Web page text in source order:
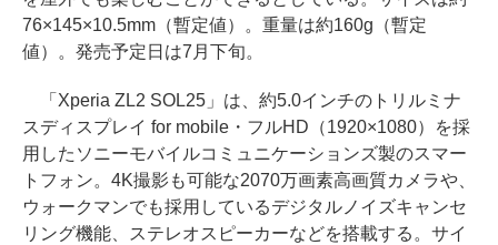
76×145×10.5mm（暫定値）。重量は約160g（暫定
値）。発売予定日は7月下旬。
「Xperia ZL2 SOL25」は、約5.0インチのトリルミナ
スディスプレイ for mobile・フルHD（1920×1080）を採
用したソニーモバイルコミュニケーションズ製のスマー
トフォン。4K撮影も可能な2070万画素高画質カメラや、
ウォークマンでも採用しているデジタルノイズキャンセ
リング機能、ステレオスピーカーなどを搭載する。サイ